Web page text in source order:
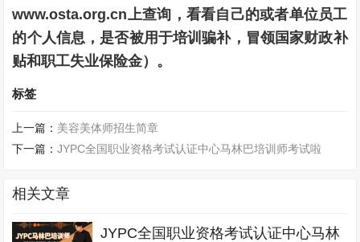
www.osta.org.cn上查询，看看自己的或者单位员工
的个人信息，是否被用于培训骗补，冒领国家财政补
贴和职工失业保险金）。
标签
上一篇： 美容美体师招生简章
下一篇：JYPC全国职业资格考试认证中心马林巴培训师考试啦
相关文章
JYPC全国职业资格考试认证中心马林